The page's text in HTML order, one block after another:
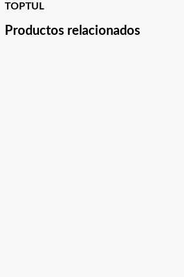
TOPTUL
Productos relacionados